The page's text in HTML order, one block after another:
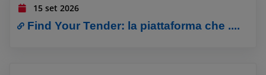
15 set 2026
Find Your Tender: la piattaforma che ....